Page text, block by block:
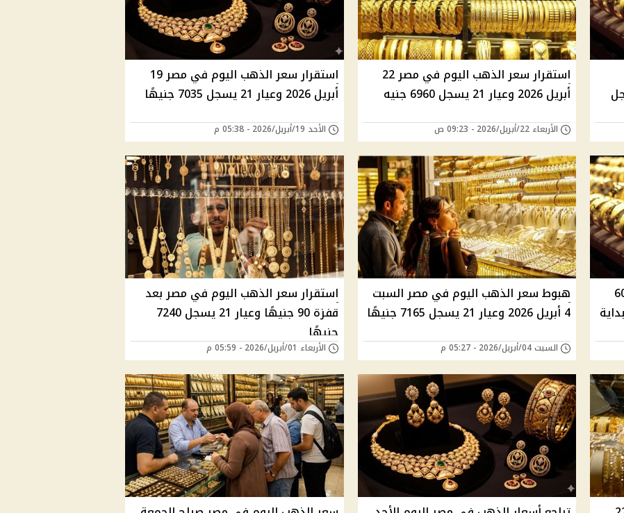
21 يسجل
استقرار سعر الذهب اليوم في مصر 22
أبريل 2026 وعيار 21 يسجل 6960 جنيه
الأربعاء 22/أبريل/2026 - 09:23 ص
استقرار سعر الذهب اليوم في مصر 19
أبريل 2026 وعيار 21 يسجل 7035 جنيهًا
الأحد 19/أبريل/2026 - 05:38 م
في مصر 60
ببداية
هبوط سعر الذهب اليوم في مصر السبت
4 أبريل 2026 وعيار 21 يسجل 7165 جنيهًا
السبت 04/أبريل/2026 - 05:27 م
استقرار سعر الذهب اليوم في مصر بعد
قفزة 90 جنيهًا وعيار 21 يسجل 7240
جنيهًا
الأربعاء 01/أبريل/2026 - 05:59 م